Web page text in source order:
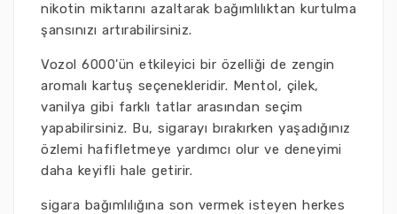
nikotin miktarını azaltarak bağımlılıktan kurtulma
şansınızı artırabilirsiniz.
Vozol 6000'ün etkileyici bir özelliği de zengin
aromalı kartuş seçenekleridir. Mentol, çilek,
vanilya gibi farklı tatlar arasından seçim
yapabilirsiniz. Bu, sigarayı bırakırken yaşadığınız
özlemi hafifletmeye yardımcı olur ve deneyimi
daha keyifli hale getirir.
sigara bağımlılığına son vermek isteyen herkes